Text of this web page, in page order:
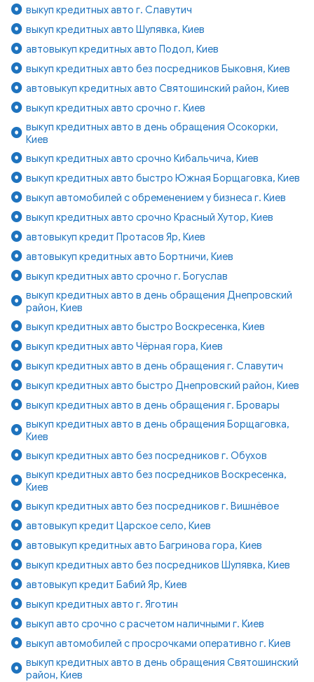
выкуп кредитных авто г. Славутич
выкуп кредитных авто Шулявка, Киев
автовыкуп кредитных авто Подол, Киев
выкуп кредитных авто без посредников Быковня, Киев
автовыкуп кредитных авто Святошинский район, Киев
выкуп кредитных авто срочно г. Киев
выкуп кредитных авто в день обращения Осокорки,
Киев
выкуп кредитных авто срочно Кибальчича, Киев
выкуп кредитных авто быстро Южная Борщаговка, Киев
выкуп автомобилей с обременением у бизнеса г. Киев
выкуп кредитных авто срочно Красный Хутор, Киев
автовыкуп кредит Протасов Яр, Киев
автовыкуп кредитных авто Бортничи, Киев
выкуп кредитных авто срочно г. Богуслав
выкуп кредитных авто в день обращения Днепровский
район, Киев
выкуп кредитных авто быстро Воскресенка, Киев
выкуп кредитных авто Чёрная гора, Киев
выкуп кредитных авто в день обращения г. Славутич
выкуп кредитных авто быстро Днепровский район, Киев
выкуп кредитных авто в день обращения г. Бровары
выкуп кредитных авто в день обращения Борщаговка,
Киев
выкуп кредитных авто без посредников г. Обухов
выкуп кредитных авто без посредников Воскресенка,
Киев
выкуп кредитных авто без посредников г. Вишнёвое
автовыкуп кредит Царское село, Киев
автовыкуп кредитных авто Багринова гора, Киев
выкуп кредитных авто без посредников Шулявка, Киев
автовыкуп кредит Бабий Яр, Киев
выкуп кредитных авто г. Яготин
выкуп авто срочно с расчетом наличными г. Киев
выкуп автомобилей с просрочками оперативно г. Киев
выкуп кредитных авто в день обращения Святошинский
район, Киев